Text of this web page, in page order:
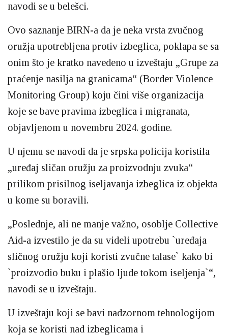
navodi se u belešci.
Ovo saznanje BIRN-a da je neka vrsta zvučnog
oružja upotrebljena protiv izbeglica, poklapa se sa
onim što je kratko navedeno u izveštaju „Grupe za
praćenje nasilja na granicama“ (Border Violence
Monitoring Group) koju čini više organizacija
koje se bave pravima izbeglica i migranata,
objavljenom u novembru 2024. godine.
U njemu se navodi da je srpska policija koristila
„uređaj sličan oružju za proizvodnju zvuka“
prilikom prisilnog iseljavanja izbeglica iz objekta
u kome su boravili.
„Poslednje, ali ne manje važno, osoblje Collective
Aid-a izvestilo je da su videli upotrebu `uređaja
sličnog oružju koji koristi zvučne talase` kako bi
`proizvodio buku i plašio ljude tokom iseljenja`“,
navodi se u izveštaju.
U izveštaju koji se bavi nadzornom tehnologijom
koja se koristi nad izbeglicama i